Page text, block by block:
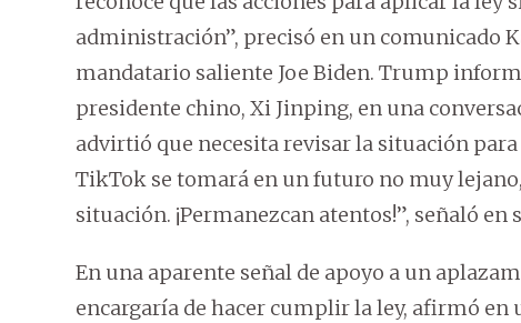
administración”, precisó en un comunicado
mandatario saliente Joe Biden. Trump
presidente chino, Xi Jinping, en una
advirtió que necesita revisar la situación
TikTok se tomará en un futuro no muy
situación. ¡Permanezcan atentos!”, señaló en
En una aparente señal de apoyo a un
encargaría de hacer cumplir la ley, afirmó en